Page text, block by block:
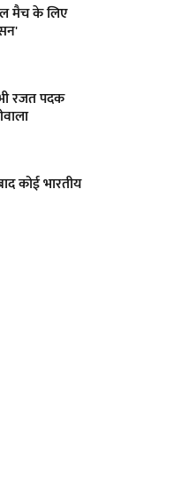
मैच के लिए
रजत पदक
कोई भारतीय